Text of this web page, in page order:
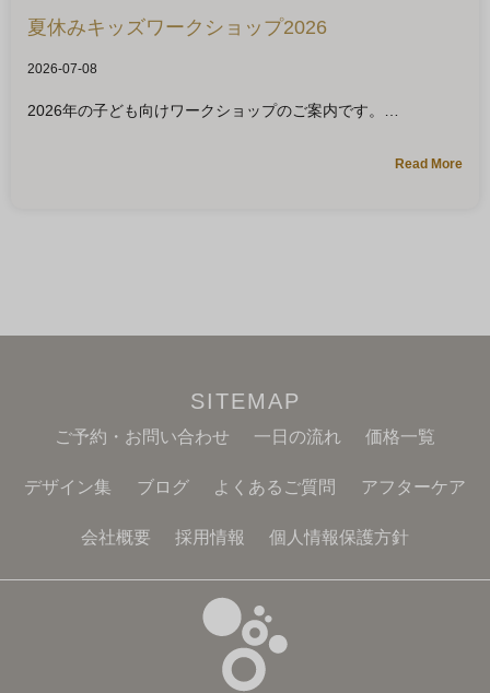
夏休みキッズワークショップ2026
2026-07-08
2026年の子ども向けワークショップのご案内です。
Read More
SITEMAP
ご予約・お問い合わせ 一日の流れ 価格一覧
デザイン集 ブログ よくあるご質問 アフターケア
会社概要 採用情報 個人情報保護方針